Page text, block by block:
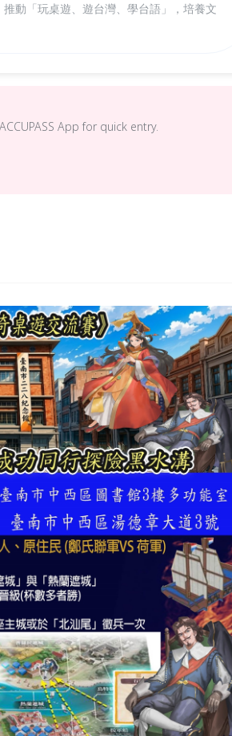
動「玩桌遊、遊台灣、學台語」，培養文
App for quick entry.